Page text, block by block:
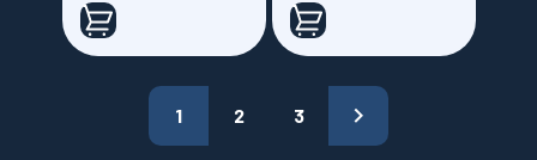
1 2 3 